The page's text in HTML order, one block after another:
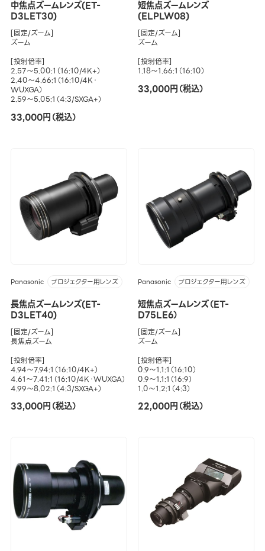
中焦点ズームレンズ(ET-
D3LET30)
[固定/ズーム]
ズーム
[投射倍率]
2.57～5.00:1（16:10/4K+）
2.40～4.66:1（16:10/4K・
WUXGA）
2.59～5.05:1（4:3/SXGA+）
33,000円（税込）
短焦点ズームレンズ
(ELPLW08)
[固定/ズーム]
ズーム
[投射倍率]
1.18～1.66:1（16:10）
33,000円（税込）
Panasonic プロジェクター用レンズ
長焦点ズームレンズ(ET-
D3LET40)
[固定/ズーム]
長焦点ズーム
[投射倍率]
4.94～7.94:1（16:10/4K+）
4.61～7.41:1（16:10/4K・WUXGA）
4.99～8.02:1（4:3/SXGA+）
33,000円（税込）
Panasonic プロジェクター用レンズ
短焦点ズームレンズ（ET-
D75LE6）
[固定/ズーム]
ズーム
[投射倍率]
0.9～1.1:1（16:10）
0.9～1.1:1（16:9）
1.0～1.2:1（4:3）
22,000円（税込）